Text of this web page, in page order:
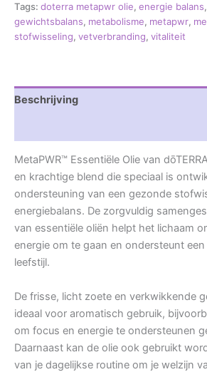
Tags: doterra metapwr olie, energie balans,
gewichtsbalans, metabolisme, metapwr,
stofwisseling, vetverbranding, vitaliteit
Beschrijving
MetaPWR™ Essentiële Olie van
en krachtige blend die speciaal is
ondersteuning van een gezonde
energiebalans. De zorgvuldig
van essentiële oliën helpt het lichaam
energie om te gaan en ondersteunt
leefstijl.
De frisse, licht zoete en verkwikkende
ideaal voor aromatisch gebruik,
om focus en energie te ondersteunen
Daarnaast kan de olie ook gebruikt
van je dagelijkse routine om je welzijn